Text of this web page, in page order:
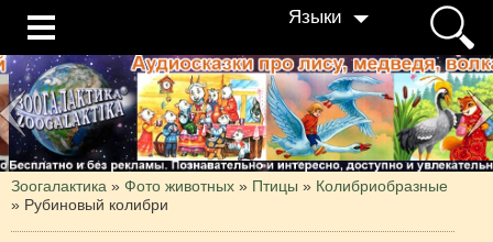
Языки
Зоогалактика » Фото животных » Птицы » Колибриобразные
» Рубиновый колибри